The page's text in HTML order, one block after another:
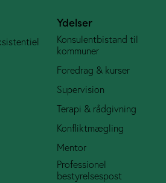
Ydelser
Konsulentbistand til
kommuner
Foredrag & kurser
Supervision
Terapi & rådgivning
Konfliktmægling
Mentor
Professionel
bestyrelsespost